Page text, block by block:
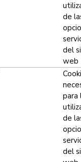
de
del
web
para
de
del